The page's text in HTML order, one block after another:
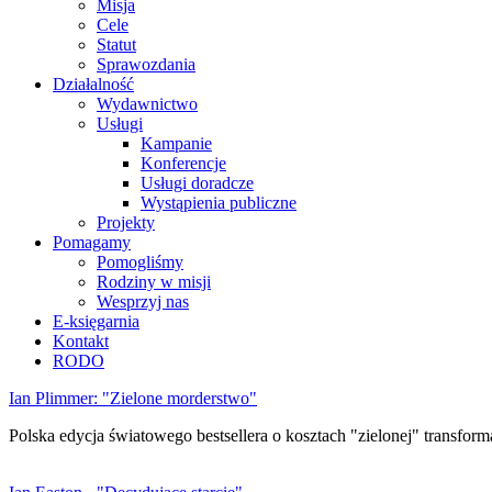
Misja
Cele
Statut
Sprawozdania
Działalność
Wydawnictwo
Usługi
Kampanie
Konferencje
Usługi doradcze
Wystąpienia publiczne
Projekty
Pomagamy
Pomogliśmy
Rodziny w misji
Wesprzyj nas
E-księgarnia
Kontakt
RODO
Ian Plimmer: "Zielone morderstwo"
Polska edycja światowego bestsellera o kosztach "zielonej"